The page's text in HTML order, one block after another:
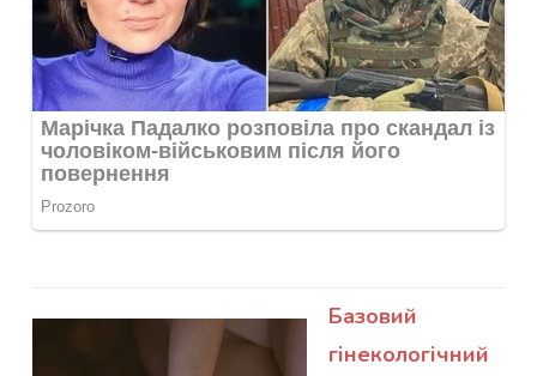
Базовий
гінекологічний